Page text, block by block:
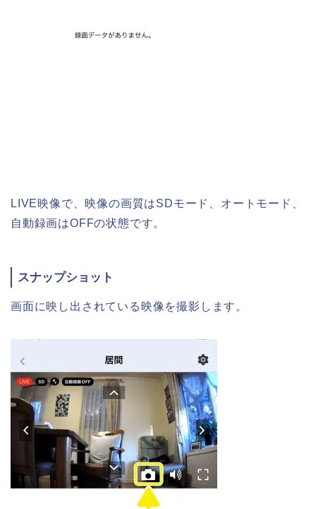
LIVE映像で、映像の画質はSDモード、オートモード、
自動録画はOFFの状態です。
スナップショット
画面に映し出されている映像を撮影します。